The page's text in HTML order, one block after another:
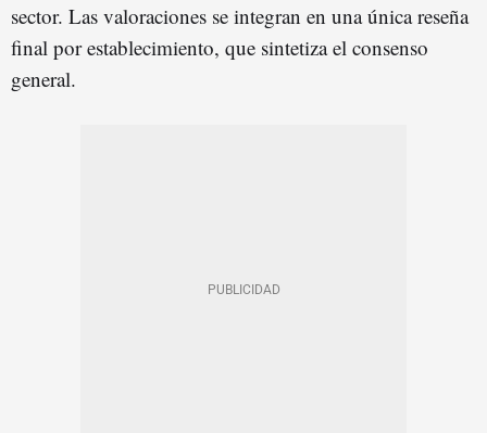
sector. Las valoraciones se integran en una única reseña
final por establecimiento, que sintetiza el consenso
general.